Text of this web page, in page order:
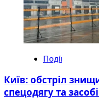
Події
Київ: обстріл
спецодягу та